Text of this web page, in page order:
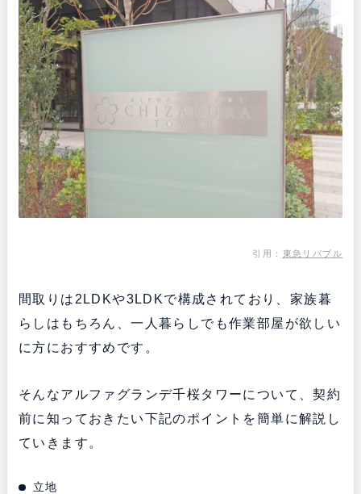
引用： 東急リバブル
間取りは2LDKや3LDKで構成されており、家族暮
らしはもちろん、一人暮らしでも作業部屋が欲しい
に方におすすめです。
そんなアルファグランデ千桜タワーについて、契約
前に知っておきたい下記のポイントを簡単に解説し
ていきます。
立地